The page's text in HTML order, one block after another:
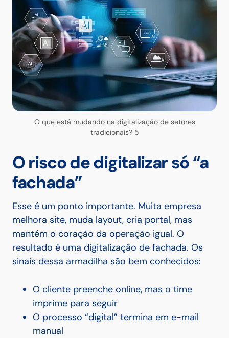
O que está mudando na digitalização de setores
tradicionais? 5
O risco de digitalizar só “a
fachada”
Esse é um ponto importante. Muita empresa
melhora site, muda layout, cria portal, mas
mantém o coração da operação igual. O
resultado é uma digitalização de fachada. Os
sinais dessa armadilha são bem conhecidos:
O cliente preenche online, mas o time
imprime para seguir
O processo “digital” termina em e-mail
manual